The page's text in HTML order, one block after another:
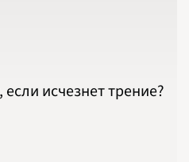
исчезнет трение?